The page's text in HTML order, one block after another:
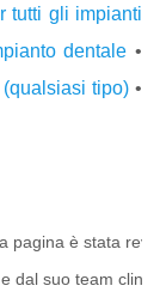
tutti gli impianti
dentale •
tipo)•
pagina è stata
e dal suo team